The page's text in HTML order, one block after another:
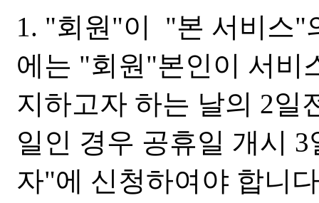
1. "회원"이 "본 서비스"
에는 "회원"본인이 서비
지하고자 하는 날의 2일
일인 경우 공휴일 개시
자"에 신청하여야 합니